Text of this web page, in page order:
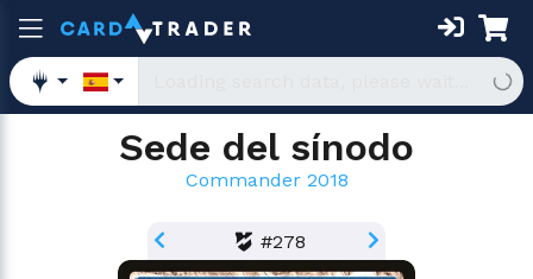
Sede del sínodo
Commander 2018
#278